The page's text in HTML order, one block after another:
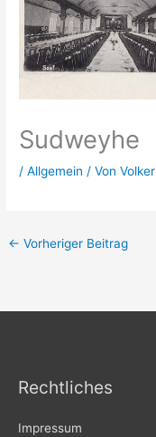
Sudweyhe
/Allgemein / VonVolker
← Vorheriger Beitrag
Rechtliches
Impressum